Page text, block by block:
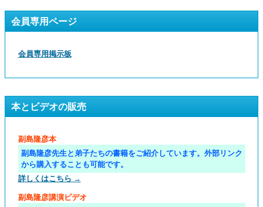
会員専用ページ
会員専用掲示板
本とビデオの販売
副島隆彦本
副島隆彦先生と弟子たちの書籍をご紹介しています。外部リンク
から購入することも可能です。
詳しくはこちら →
副島隆彦講演ビデオ